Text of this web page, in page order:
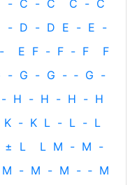
- C - C C - C
- D - D E - E -
- E F - F - F
F
- G - G - ‐ G -
- H - H - H - H
K - K L - L - L
± L L M - M -
M - M - M - ‐ M